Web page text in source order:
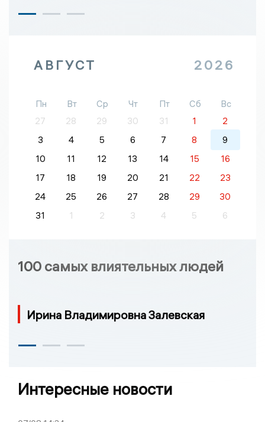
АВГУСТ 2026
Пн Вт Ср Чт Пт Сб
Вс
27
28 29 30 31 1
2
3
4 5 6 7 8
9
10
11 12 13 14 15
16
17
18 19 20 21 22
23
24
25 26 27 28 29
30
31
1 2 3 4 5 6
100 самых влиятельных людей
Ирина Владимировна Залевская
Интересные новости